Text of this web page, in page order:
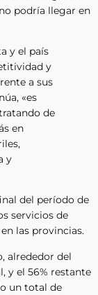
podría llegar en
y el país
y
a sus
«es
de
en
y
del período de
servicios de
las provincias.
alrededor del
y el 56% restante
un total de